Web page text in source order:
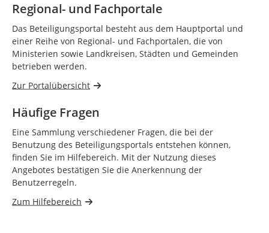
Regional- und Fachportale
Das Beteiligungsportal besteht aus dem Hauptportal und
einer Reihe von Regional- und Fachportalen, die von
Ministerien sowie Landkreisen, Städten und Gemeinden
betrieben werden.
Zur Portalübersicht
Häufige Fragen
Eine Sammlung verschiedener Fragen, die bei der
Benutzung des Beteiligungsportals entstehen können,
finden Sie im Hilfebereich. Mit der Nutzung dieses
Angebotes bestätigen Sie die Anerkennung der
Benutzerregeln.
Zum Hilfebereich